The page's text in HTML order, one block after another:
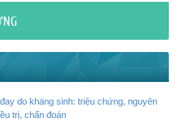
do kháng sinh: triệu chứng, nguyên
trị, chẩn đoán